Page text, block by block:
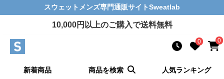
スウェットメンズ専門通販サイトSweatlab
10,000円以上のご購入で送料無料
0 0
新着商品 商品を検索 人気ランキング